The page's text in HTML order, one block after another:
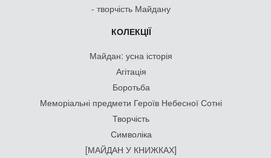
- творчість Майдану
КОЛЕКЦІЇ
Майдан: усна історія
Агітація
Боротьба
Меморіальні предмети Героїв Небесної Сотні
Творчість
Символіка
[МАЙДАН У КНИЖКАХ]